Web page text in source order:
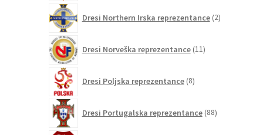
Dresi Northern Irska reprezentance 2izdelka
Dresi Norveška reprezentance 11izdelkov
Dresi Poljska reprezentance 8izdelkov
Dresi Portugalska reprezentance 88izdelkov